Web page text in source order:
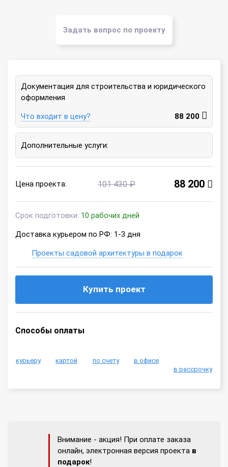
Задать вопрос по проекту
Документация для строительства и юридического
оформления
Что входит в цену? 88 200
Дополнительные услуги:
Цена проекта: 101 430 ₽ 88 200
Срок подготовки: 10 рабочих дней
Доставка курьером по РФ: 1-3 дня
Проекты садовой архитектуры в подарок
Купить проект
Способы оплаты
курьеру картой по счету
в офисе
в рассрочку
Внимание - акция! При оплате заказа
онлайн, электронная версия проекта в
подарок!